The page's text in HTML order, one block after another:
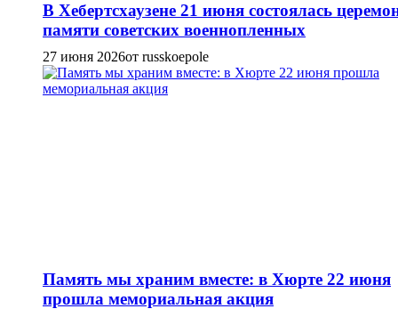
В Хебертсхаузене 21 июня состоялась
памяти советских военнопленных
27 июня 2026от russkoepole
Память мы храним вместе: в Хюрте 22 июня
прошла мемориальная акция